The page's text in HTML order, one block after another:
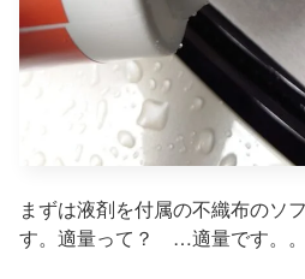
まずは液剤を付属の不織布のソ
す。適量って？ …適量です。。